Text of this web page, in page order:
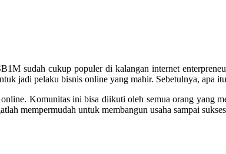
sudah cukup populer di kalangan internet
jadi pelaku bisnis online yang mahir. Sebetulnya, apa
Komunitas ini bisa diikuti oleh semua orang yang
mempermudah untuk membangun usaha sampai